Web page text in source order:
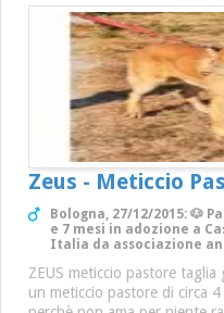
Zeus - Meticcio
Bologna, 27/12/2015: 🐶
e 7 mesi in adozione a
Italia da associazione
ZEUS meticcio pastore
un meticcio pastore di circa